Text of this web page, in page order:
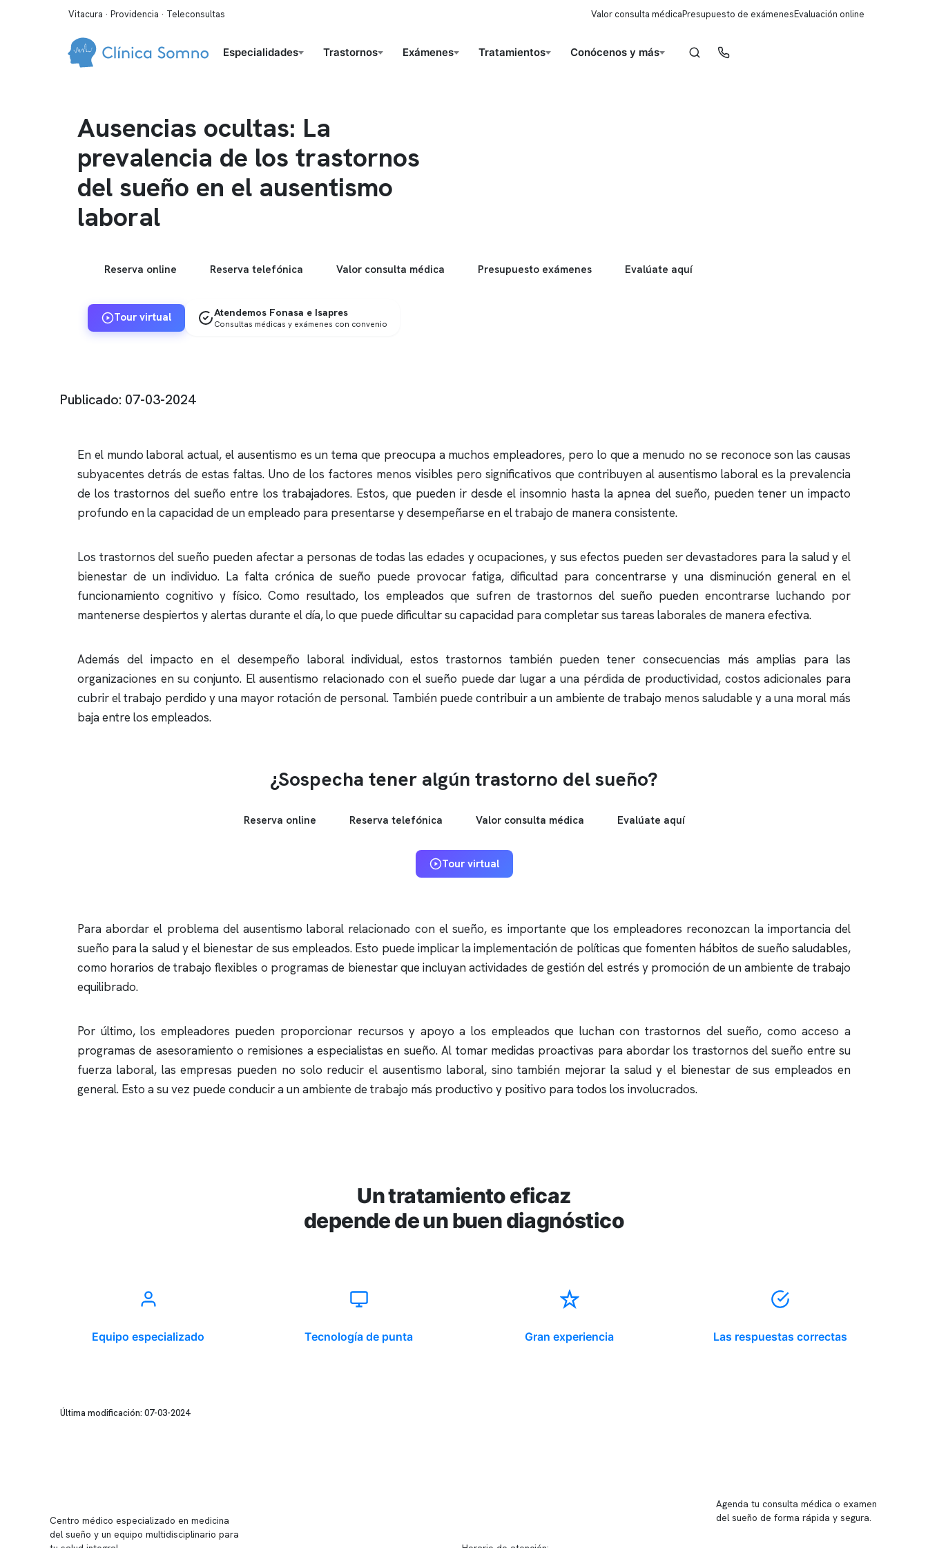
Vitacura · Providencia · Teleconsultas Valor consulta médicaPresupuesto de exámenesEvaluación online
Especialidades Trastornos Exámenes Tratamientos Conócenos y más
Ausencias ocultas: La
prevalencia de los trastornos
del sueño en el ausentismo
laboral
Reserva online Reserva telefónica Valor consulta médica Presupuesto exámenes Evalúate aquí
Tour virtual Atendemos Fonasa e Isapres
Consultas médicas y exámenes con convenio
Publicado: 07-03-2024
En el mundo laboral actual, el ausentismo es un tema que preocupa a muchos empleadores, pero lo que a menudo no se reconoce son las causas
subyacentes detrás de estas faltas. Uno de los factores menos visibles pero significativos que contribuyen al ausentismo laboral es la prevalencia
de los trastornos del sueño entre los trabajadores. Estos, que pueden ir desde elinsomnio hasta laapnea del sueño, pueden tener un impacto
profundo en la capacidad de un empleado para presentarse y desempeñarse en el trabajo de manera consistente.
Los trastornos del sueño pueden afectar a personas de todas las edades y ocupaciones, y sus efectos pueden ser devastadores para la salud y el
bienestar de un individuo. La falta crónica de sueño puede provocar fatiga, dificultad para concentrarse y una disminución general en el
funcionamiento cognitivo y físico. Como resultado, los empleados que sufren de trastornos del sueño pueden encontrarse luchando por
mantenerse despiertos y alertas durante el día, lo que puede dificultar su capacidad para completar sus tareas laborales de manera efectiva.
Además del impacto en el desempeño laboral individual, estos trastornos también pueden tener consecuencias más amplias para las
organizaciones en su conjunto. El ausentismo relacionado con el sueño puede dar lugar a una pérdida de productividad, costos adicionales para
cubrir el trabajo perdido y una mayor rotación de personal. También puede contribuir a un ambiente de trabajo menos saludable y a una moral más
baja entre los empleados.
¿Sospecha tener algún trastorno del sueño?
Reserva online Reserva telefónica Valor consulta médica Evalúate aquí
Tour virtual
Para abordar el problema del ausentismo laboral relacionado con el sueño, es importante que los empleadores reconozcan la importancia del
sueño para la salud y el bienestar de sus empleados. Esto puede implicar la implementación de políticas que fomenten hábitos de sueño saludables,
como horarios de trabajo flexibles o programas de bienestar que incluyan actividades de gestión del estrés y promoción de un ambiente de trabajo
equilibrado.
Por último, los empleadores pueden proporcionar recursos y apoyo a los empleados que luchan con trastornos del sueño, como acceso a
programas de asesoramiento o remisiones a especialistas en sueño. Al tomar medidas proactivas para abordar los trastornos del sueño entre su
fuerza laboral, las empresas pueden no solo reducir el ausentismo laboral, sino también mejorar la salud y el bienestar de sus empleados en
general. Esto a su vez puede conducir a un ambiente de trabajo más productivo y positivo para todos los involucrados.
Un tratamiento eficaz
depende de un buen diagnóstico
Equipo especializado Tecnología de punta Gran experiencia Las respuestas correctas
Última modificación: 07-03-2024
Centro médico especializado en medicina
del sueño y un equipo multidisciplinario para
Agenda tu consulta médica o examen
del sueño de forma rápida y segura.